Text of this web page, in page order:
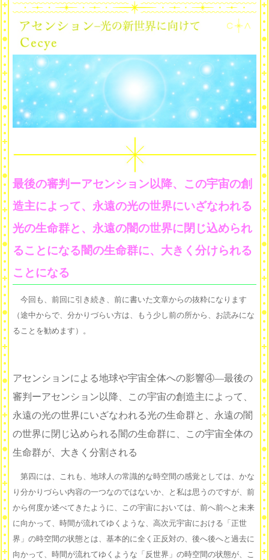
最後の審判ーアセンション以降、この宇宙の創
造主によって、永遠の光の世界にいざなわれる
光の生命群と、永遠の闇の世界に閉じ込められ
ることになる闇の生命群に、大きく分けられる
ことになる
今回も、前回に引き続き、前に書いた文章からの抜粋になります
（途中からで、分かりづらい方は、もう少し前の所から、お読みにな
ることを勧めます）。
アセンションによる地球や宇宙全体への影響④―最後の
審判ーアセンション以降、この宇宙の創造主によって、
永遠の光の世界にいざなわれる光の生命群と、永遠の闇
の世界に閉じ込められる闇の生命群に、この宇宙全体の
生命群が、大きく分割される
第四には、これも、地球人の常識的な時空間の感覚としては、かな
り分かりづらい内容の一つなのではないか、と私は思うのですが、前
から何度か述べてきたように、この宇宙においては、前へ前へと未来
に向かって、時間が流れてゆくような、高次元宇宙における「正世
界」の時空間の状態とは、基本的に全く正反対の、後へ後へと過去に
向かって、時間が流れてゆくような「反世界」の時空間の状態が、こ